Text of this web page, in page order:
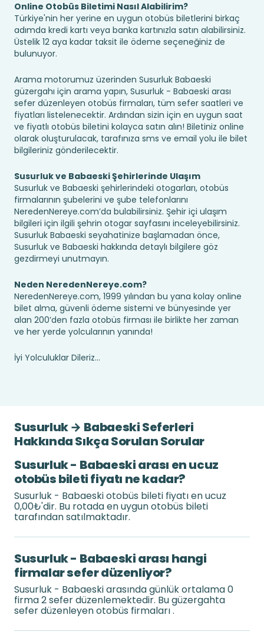
Online Otobüs Biletimi Nasıl Alabilirim?
Türkiye'nin her yerine en uygun otobüs biletlerini birkaç
adımda kredi kartı veya banka kartınızla satın alabilirsiniz.
Üstelik 12 aya kadar taksit ile ödeme seçeneğiniz de
bulunuyor.
Arama motorumuz üzerinden Susurluk Babaeski
güzergahı için arama yapın, Susurluk - Babaeski arası
sefer düzenleyen otobüs firmaları, tüm sefer saatleri ve
fiyatları listelenecektir. Ardından sizin için en uygun saat
ve fiyatlı otobüs biletini kolayca satın alın! Biletiniz online
olarak oluşturulacak, tarafınıza sms ve email yolu ile bilet
bilgileriniz gönderilecektir.
Susurluk ve Babaeski Şehirlerinde Ulaşım
Susurluk ve Babaeski şehirlerindeki otogarları, otobüs
firmalarının şubelerini ve şube telefonlarını
NeredenNereye.com’da bulabilirsiniz. Şehir içi ulaşım
bilgileri için ilgili şehrin otogar sayfasını inceleyebilirsiniz.
Susurluk Babaeski seyahatinize başlamadan önce,
Susurluk ve Babaeski hakkında detaylı bilgilere göz
gezdirmeyi unutmayın.
Neden NeredenNereye.com?
NeredenNereye.com, 1999 yılından bu yana kolay online
bilet alma, güvenli ödeme sistemi ve bünyesinde yer
alan 200’den fazla otobüs firması ile birlikte her zaman
ve her yerde yolcularının yanında!
İyi Yolculuklar Dileriz...
Susurluk → Babaeski Seferleri
Hakkında Sıkça Sorulan Sorular
Susurluk - Babaeski arası en ucuz
otobüs bileti fiyatı ne kadar?
Susurluk - Babaeski otobüs bileti fiyatı en ucuz
0,00₺'dir. Bu rotada en uygun otobüs bileti
tarafından satılmaktadır.
Susurluk - Babaeski arası hangi
firmalar sefer düzenliyor?
Susurluk - Babaeski arasında günlük ortalama 0
firma 2 sefer düzenlemektedir. Bu güzergahta
sefer düzenleyen otobüs firmaları .